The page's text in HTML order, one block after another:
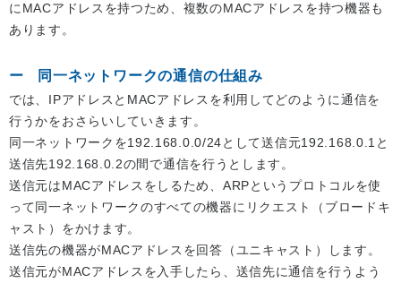
にMACアドレスを持つため、複数のMACアドレスを持つ機器も
あります。
同一ネットワークの通信の仕組み
では、IPアドレスとMACアドレスを利用してどのように通信を
行うかをおさらいしていきます。
同一ネットワークを192.168.0.0/24として送信元192.168.0.1と
送信先192.168.0.2の間で通信を行うとします。
送信元はMACアドレスをしるため、ARPというプロトコルを使
って同一ネットワークのすべての機器にリクエスト（ブロードキ
ャスト）をかけます。
送信先の機器がMACアドレスを回答（ユニキャスト）します。
送信元がMACアドレスを入手したら、送信先に通信を行うよう